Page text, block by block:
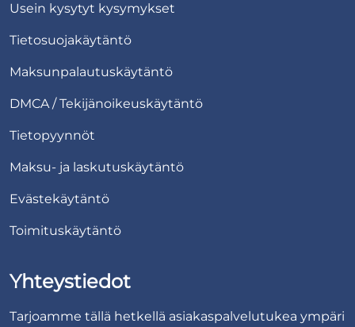
Usein kysytyt kysymykset
Tietosuojakäytäntö
Maksunpalautuskäytäntö
DMCA / Tekijänoikeuskäytäntö
Tietopyynnöt
Maksu- ja laskutuskäytäntö
Evästekäytäntö
Toimituskäytäntö
Yhteystiedot
Tarjoamme tällä hetkellä asiakaspalvelutukea ympäri